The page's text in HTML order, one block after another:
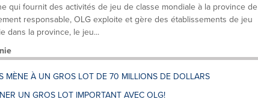
qui fournit des activités de jeu de classe mondiale à la province de
responsable, OLG exploite et gère des établissements de jeu
dans la province, le jeu...
MÈNE À UN GROS LOT DE 70 MILLIONS DE DOLLARS
UN GROS LOT IMPORTANT AVEC OLG!